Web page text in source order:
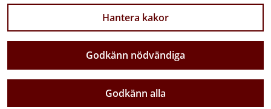
Hantera kakor
Godkänn nödvändiga
Godkänn alla
Vi gör Sverige närmare